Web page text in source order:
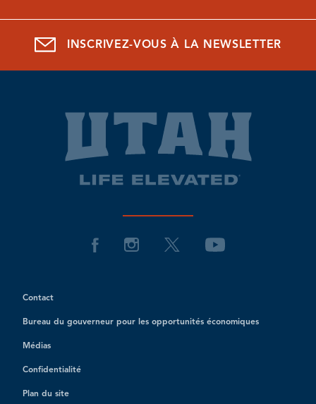
INSCRIVEZ-VOUS À LA NEWSLETTER
Contact
Bureau du gouverneur pour les opportunités économiques
Médias
Confidentialité
Plan du site